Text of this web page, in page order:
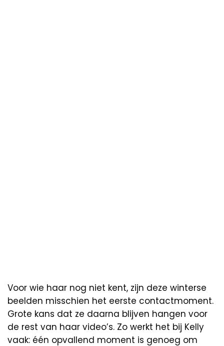
Voor wie haar nog niet kent, zijn deze winterse
beelden misschien het eerste contactmoment.
Grote kans dat ze daarna blijven hangen voor
de rest van haar video’s. Zo werkt het bij Kelly
vaak: één opvallend moment is genoeg om